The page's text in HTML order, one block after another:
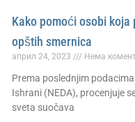
Kako pomoći osobi
opštih smernica
април 24, 2023 Нема
Prema poslednjim
Ishrani (NEDA), procenjuje
sveta suočava